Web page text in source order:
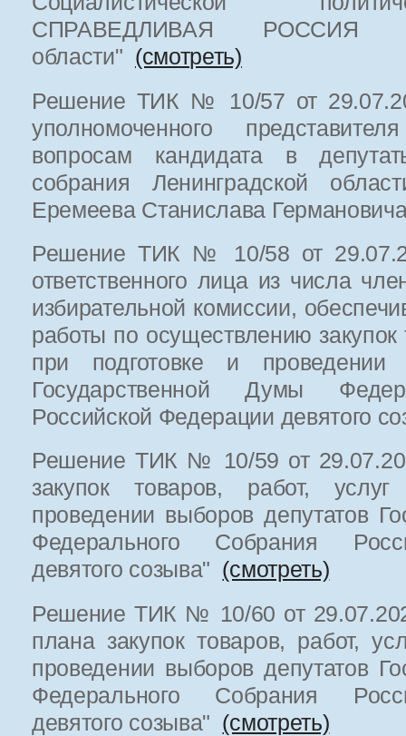
СПРАВЕДЛИВАЯ РОССИЯ в
области" (смотреть)
Решение ТИК № 10/57 от
уполномоченного
вопросам кандидата в
собрания Ленинградской
Еремеева Станислава
Решение ТИК № 10/58 от
ответственного лица из числа
избирательной комиссии,
работы по осуществлению закупок
при подготовке и проведении
Государственной Думы
Российской Федерации девятого
Решение ТИК № 10/59 от
закупок товаров, работ,
проведении выборов депутатов
Федерального Собрания
девятого созыва" (смотреть)
Решение ТИК № 10/60 от
плана закупок товаров, работ,
проведении выборов депутатов
Федерального Собрания
девятого созыва" (смотреть)